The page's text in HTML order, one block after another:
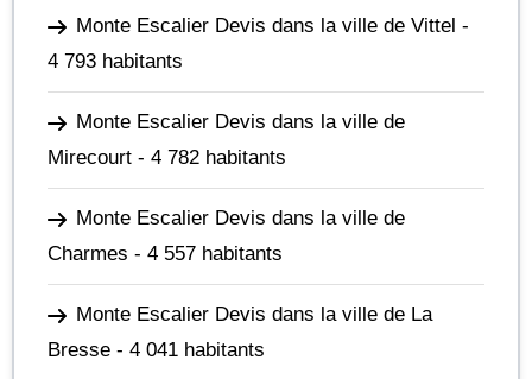
Monte Escalier Devis dans la ville de Vittel -
4 793 habitants
Monte Escalier Devis dans la ville de
Mirecourt - 4 782 habitants
Monte Escalier Devis dans la ville de
Charmes - 4 557 habitants
Monte Escalier Devis dans la ville de La
Bresse - 4 041 habitants